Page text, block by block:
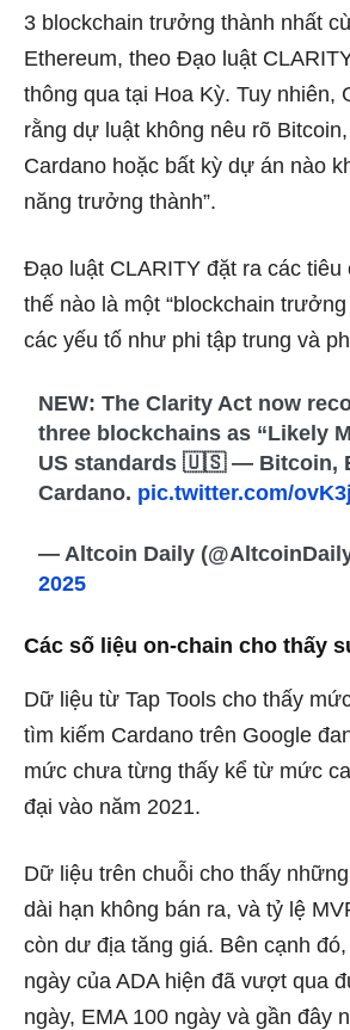
3 blockchain trưởng thành nhất
Ethereum, theo Đạo luật
thông qua tại Hoa Kỳ. Tuy nhiên,
rằng dự luật không nêu rõ
Cardano hoặc bất kỳ dự án nào
năng trưởng thành”.
Đạo luật CLARITY đặt ra các tiêu
thế nào là một “blockchain
các yếu tố như phi tập trung và
NEW: The Clarity Act now
three blockchains as “Likely
US standards 🇺🇸 — Bitcoin,
Cardano. pic.twitter.com/
— Altcoin Daily
2025
Các số liệu on-chain cho thấy
Dữ liệu từ Tap Tools cho thấy
tìm kiếm Cardano trên Google
mức chưa từng thấy kể từ mức
đại vào năm 2021.
Dữ liệu trên chuỗi cho thấy
dài hạn không bán ra, và tỷ lệ
còn dư địa tăng giá. Bên cạnh
ngày của ADA hiện đã vượt qua
ngày, EMA 100 ngày và gần đây